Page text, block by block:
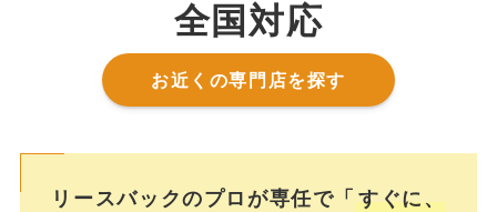
全国対応
お近くの専門店を探す
リースバックのプロが専任で「すぐに、